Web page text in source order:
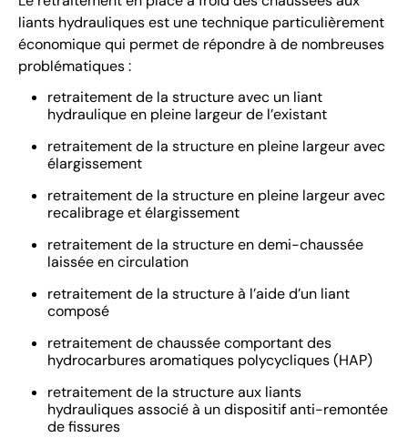
liants hydrauliques est une technique particulièrement
économique qui permet de répondre à de nombreuses
problématiques :
retraitement de la structure avec un liant
hydraulique en pleine largeur de l’existant
retraitement de la structure en pleine largeur avec
élargissement
retraitement de la structure en pleine largeur avec
recalibrage et élargissement
retraitement de la structure en demi-chaussée
laissée en circulation
retraitement de la structure à l’aide d’un liant
composé
retraitement de chaussée comportant des
hydrocarbures aromatiques polycycliques (HAP)
retraitement de la structure aux liants
hydrauliques associé à un dispositif anti-remontée
de fissures